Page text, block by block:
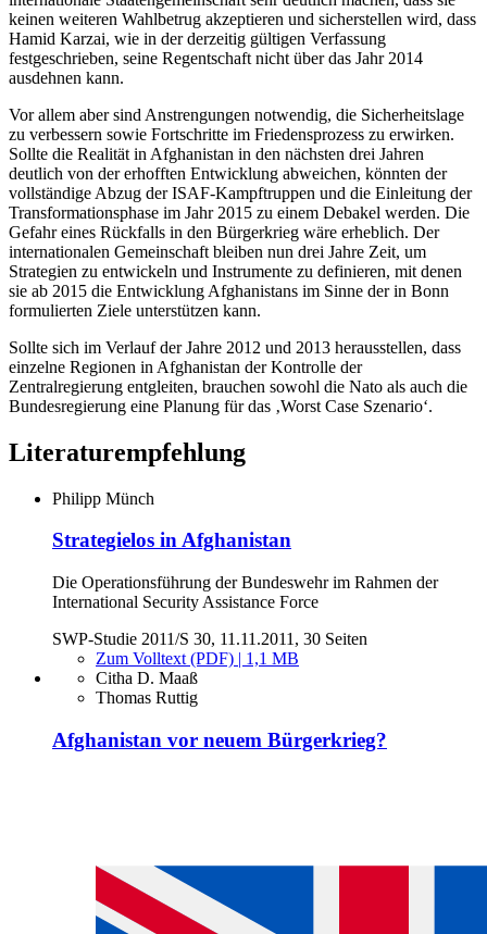
keinen weiteren Wahlbetrug akzeptieren und sicherstellen wird, dass
Hamid Karzai, wie in der derzeitig gültigen Verfassung
festgeschrieben, seine Regentschaft nicht über das Jahr 2014
ausdehnen kann.
Vor allem aber sind Anstrengungen notwendig, die Sicherheitslage
zu verbessern sowie Fortschritte im Friedensprozess zu erwirken.
Sollte die Realität in Afghanistan in den nächsten drei Jahren
deutlich von der erhofften Entwicklung abweichen, könnten der
vollständige Abzug der ISAF-Kampftruppen und die Einleitung der
Transformationsphase im Jahr 2015 zu einem Debakel werden. Die
Gefahr eines Rückfalls in den Bürgerkrieg wäre erheblich. Der
internationalen Gemeinschaft bleiben nun drei Jahre Zeit, um
Strategien zu entwickeln und Instrumente zu definieren, mit denen
sie ab 2015 die Entwicklung Afghanistans im Sinne der in Bonn
formulierten Ziele unterstützen kann.
Sollte sich im Verlauf der Jahre 2012 und 2013 herausstellen, dass
einzelne Regionen in Afghanistan der Kontrolle der
Zentralregierung entgleiten, brauchen sowohl die Nato als auch die
Bundesregierung eine Planung für das ‚Worst Case Szenario‘.
Literaturempfehlung
Philipp Münch
Strategielos in Afghanistan
Die Operationsführung der Bundeswehr im Rahmen der
International Security Assistance Force
SWP-Studie 2011/S 30, 11.11.2011, 30 Seiten
Zum Volltext (PDF) | 1,1 MB
Citha D. Maaß
Thomas Ruttig
Afghanistan vor neuem Bürgerkrieg?